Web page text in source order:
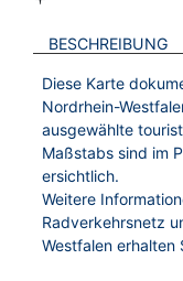
BESCHREIBUNG
Diese Karte
Nordrhein-
ausgewählte
Maßstabs sind im
ersichtlich.
Weitere
Radverkehrsnetz
Westfalen erhalten